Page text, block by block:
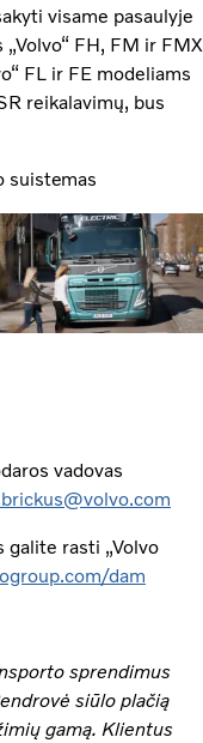
visame pasaulyje
FH, FM ir FMX
FL ir FE modeliams
reikalavimų, bus
suistemas
vadovas
galite rasti „Volvo
dam
sprendimus
siūlo plačią
gamą. Klientus